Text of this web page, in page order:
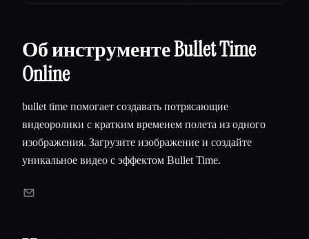
Об инструменте Bullet Time
Online
bullet time помогает создавать потрясающие
видеоролики с кратким временем полета из одного
изображения. Загрузите изображение и создайте
уникальное видео с эффектом Bullet Time.